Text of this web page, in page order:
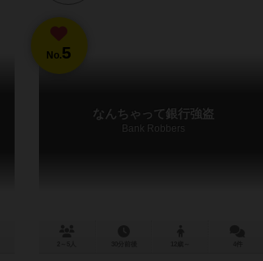
No.5
なんちゃって銀行強盗
Bank Robbers